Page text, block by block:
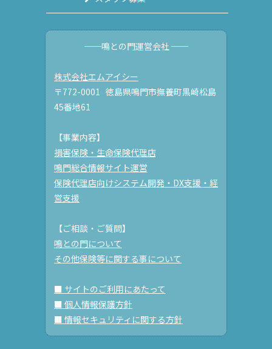
──鳴との門運営会社 ──
株式会社エムアイシー
〒772-0001 徳島県鳴門市撫養町黒崎松島
45番地61
【事業内容】
損害保険・生命保険代理店
鳴門総合情報サイト運営
保険代理店向けシステム開発・DX支援・経
営支援
【ご相談・ご質問】
鳴との門について
その他保険等に関する事について
■ サイトのご利用にあたって
■ 個人情報保護方針
■ 情報セキュリティに関する方針